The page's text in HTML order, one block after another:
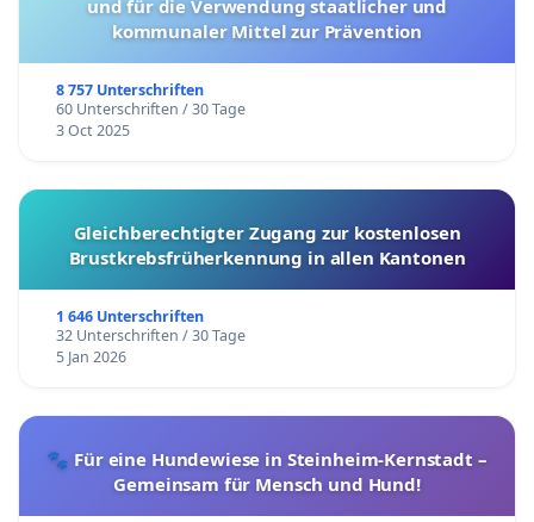
und für die Verwendung staatlicher und
kommunaler Mittel zur Prävention
8 757 Unterschriften
60 Unterschriften / 30 Tage
3 Oct 2025
Gleichberechtigter Zugang zur kostenlosen
Brustkrebsfrüherkennung in allen Kantonen
1 646 Unterschriften
32 Unterschriften / 30 Tage
5 Jan 2026
🐾 Für eine Hundewiese in Steinheim-Kernstadt –
Gemeinsam für Mensch und Hund!